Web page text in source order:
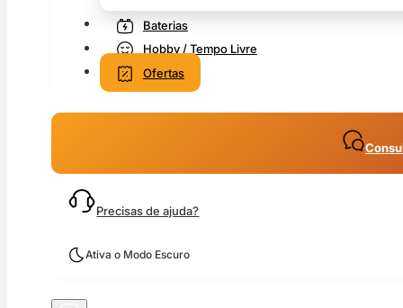
Baterias
Hobby / Tempo Livre
Ofertas
Precisas de ajuda?
Ativa o Modo Escuro